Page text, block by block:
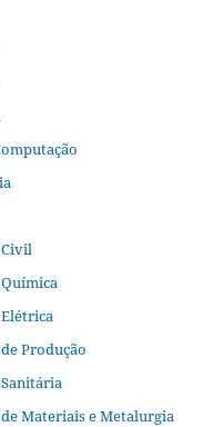
Produção
Materiais e Metalurgia